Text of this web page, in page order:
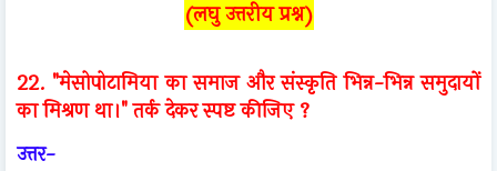
(लघु उत्तरीय प्रश्न)
22. "मेसोपोटामिया का समाज और संस्कृति भिन्न-भिन्न समुदायों
का मिश्रण था।" तर्क देकर स्पष्ट कीजिए ?
उत्तर-